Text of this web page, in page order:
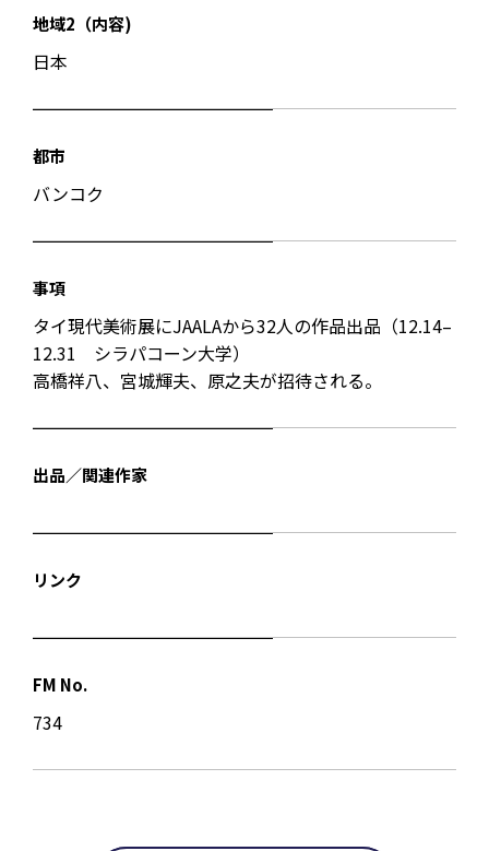
地域2（内容)
日本
都市
バンコク
事項
タイ現代美術展にJAALAから32人の作品出品（12.14–
12.31 シラパコーン大学）
高橋祥八、宮城輝夫、原之夫が招待される。
出品／関連作家
リンク
FM No.
734